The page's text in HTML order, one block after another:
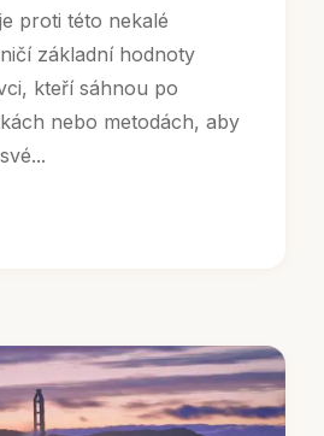
proti této nekalé
základní hodnoty
kteří sáhnou po
nebo metodách, aby